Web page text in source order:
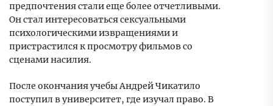
предпочтения стали еще более отчетливыми.
Он стал интересоваться сексуальными
психологическими извращениями и
пристрастился к просмотру фильмов со
сценами насилия.
После окончания учебы Андрей Чикатило
поступил в университет, где изучал право. В